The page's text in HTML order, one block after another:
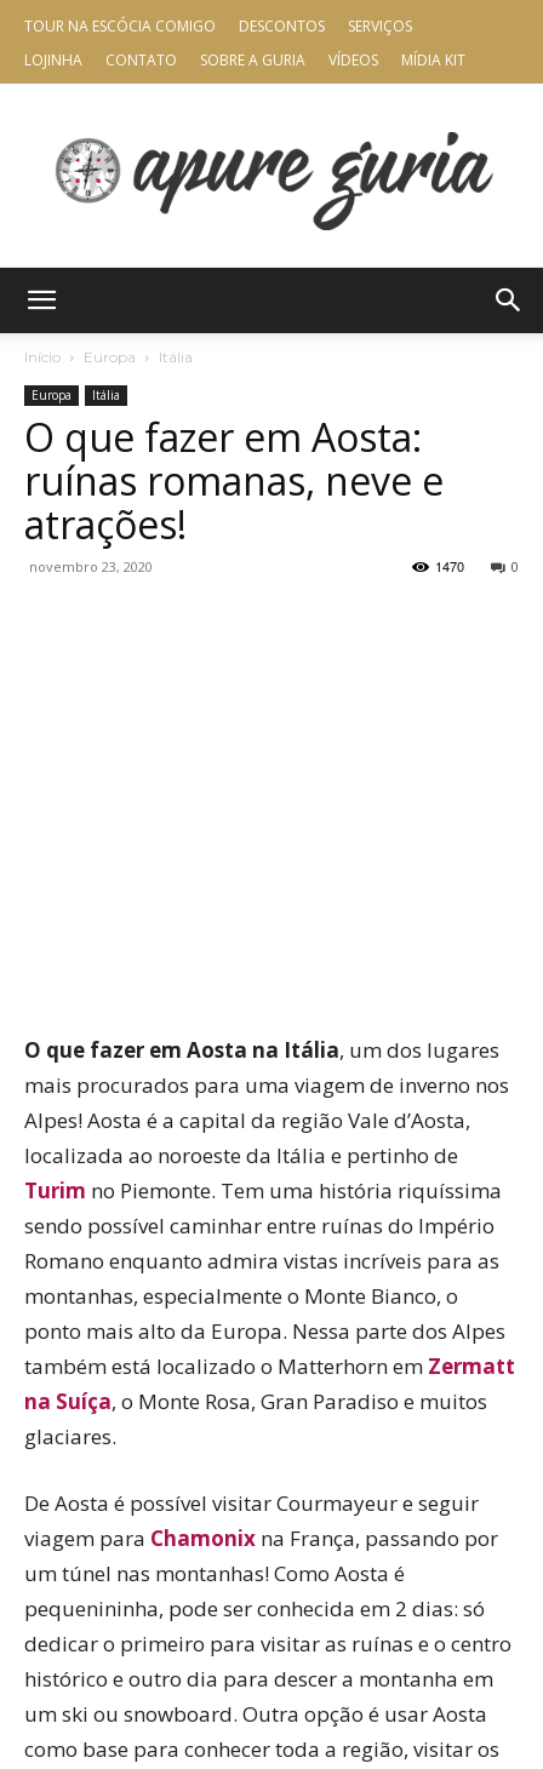
TOUR NA ESCÓCIA COMIGO DESCONTOS
SERVIÇOS
LOJINHA
CONTATO SOBRE A GURIA VÍDEOS MÍDIA KIT
Guria
Início Europa Itália
Europa Itália
O que fazer em Aosta:
ruínas romanas, neve e
atrações!
novembro 23, 2020 0
1470
O que fazer em Aosta na Itália, um dos lugares
mais procurados para uma viagem de inverno nos
Alpes! Aosta é a capital da região Vale d’Aosta,
localizada ao noroeste da Itália e pertinho de
Turim no Piemonte. Tem uma história riquíssima
sendo possível caminhar entre ruínas do Império
Romano enquanto admira vistas incríveis para as
montanhas, especialmente o Monte Bianco, o
ponto mais alto da Europa. Nessa parte dos Alpes
também está localizado o Matterhorn em Zermatt
na Suíça, o Monte Rosa, Gran Paradiso e muitos
glaciares.
De Aosta é possível visitar Courmayeur e seguir
viagem para Chamonix na França, passando por
um túnel nas montanhas! Como Aosta é
pequenininha, pode ser conhecida em 2 dias: só
dedicar o primeiro para visitar as ruínas e o centro
histórico e outro dia para descer a montanha em
um ski ou snowboard. Outra opção é usar Aosta
como base para conhecer toda a região, visitar os